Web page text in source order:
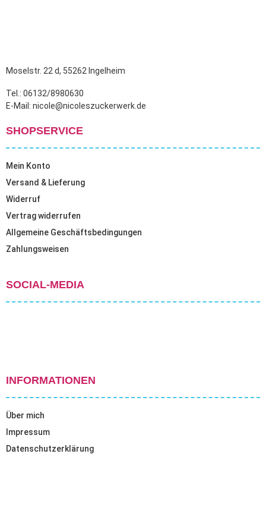
Moselstr. 22 d, 55262 Ingelheim
Tel.: 06132/8980630
E-Mail: nicole@nicoleszuckerwerk.de
SHOPSERVICE
Mein Konto
Versand & Lieferung
Widerruf
Vertrag widerrufen
Allgemeine Geschäftsbedingungen
Zahlungsweisen
SOCIAL-MEDIA
INFORMATIONEN
Über mich
Impressum
Datenschutzerklärung